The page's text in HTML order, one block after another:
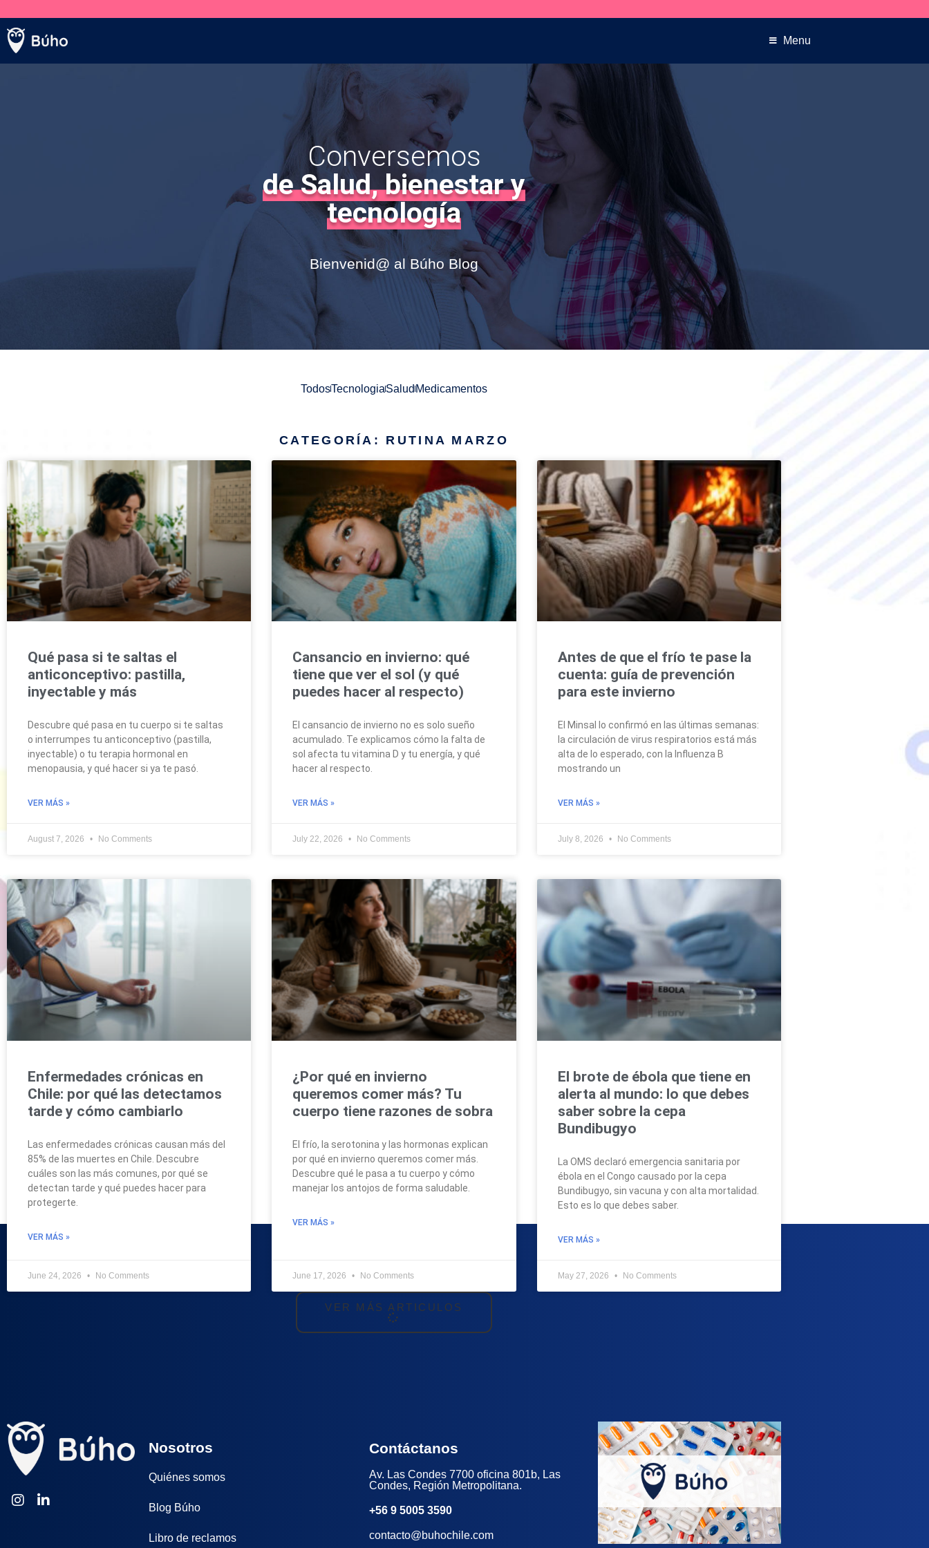
Menu
Conversemos
de Salud, bienestar y
tecnología
Bienvenid@ al Búho Blog
TodosTecnologiaSalud Medicamentos
CATEGORÍA: RUTINA MARZO
Qué pasa si te saltas el
anticonceptivo: pastilla,
inyectable y más
Descubre qué pasa en tu cuerpo si te saltas
o interrumpes tu anticonceptivo (pastilla,
inyectable) o tu terapia hormonal en
menopausia, y qué hacer si ya te pasó.
VER MÁS »
August 7, 2026 No Comments
Cansancio en invierno: qué
tiene que ver el sol (y qué
puedes hacer al respecto)
El cansancio de invierno no es solo sueño
acumulado. Te explicamos cómo la falta de
sol afecta tu vitamina D y tu energía, y qué
hacer al respecto.
VER MÁS »
July 22, 2026 No Comments
Antes de que el frío te pase la
cuenta: guía de prevención
para este invierno
El Minsal lo confirmó en las últimas semanas:
la circulación de virus respiratorios está más
alta de lo esperado, con la Influenza B
mostrando un
VER MÁS »
July 8, 2026 No Comments
Enfermedades crónicas en
Chile: por qué las detectamos
tarde y cómo cambiarlo
Las enfermedades crónicas causan más del
85% de las muertes en Chile. Descubre
cuáles son las más comunes, por qué se
detectan tarde y qué puedes hacer para
protegerte.
VER MÁS »
June 24, 2026 No Comments
¿Por qué en invierno
queremos comer más? Tu
cuerpo tiene razones de sobra
El frío, la serotonina y las hormonas explican
por qué en invierno queremos comer más.
Descubre qué le pasa a tu cuerpo y cómo
manejar los antojos de forma saludable.
VER MÁS »
June 17, 2026 No Comments
El brote de ébola que tiene en
alerta al mundo: lo que debes
saber sobre la cepa
Bundibugyo
La OMS declaró emergencia sanitaria por
ébola en el Congo causado por la cepa
Bundibugyo, sin vacuna y con alta mortalidad.
Esto es lo que debes saber.
VER MÁS »
May 27, 2026 No Comments
VER MÁS ARTICULOS
Nosotros
Quiénes somos
Blog Búho
Libro de reclamos
Contáctanos
Av. Las Condes 7700 oficina 801b, Las
Condes, Región Metropolitana.
+56 9 5005 3590
contacto@buhochile.com